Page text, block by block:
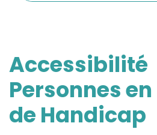
Accessibilité
Personnes
de Handicap